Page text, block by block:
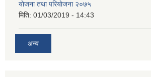
याेजना तथा परियाेजना २०७५
मिति: 01/03/2019 - 14:43
अन्य